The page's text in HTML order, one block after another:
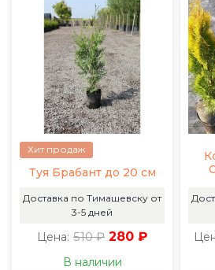
Хит продаж
Туя Брабант до 20 см
Доставка по Тимашевску от
3-5 дней
Цена: 510 ₽ 280 ₽
В наличии